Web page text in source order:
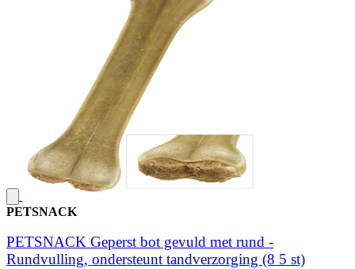
PETSNACK
PETSNACK Geperst bot gevuld met rund -
Rundvulling, ondersteunt tandverzorging (8 5 st)